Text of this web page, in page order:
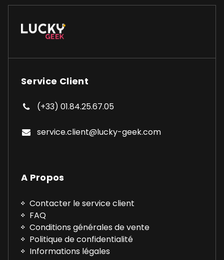
Service Client
(+33) 01.84.25.67.05
service.client@lucky-geek.com
A Propos
Contacter le service client
FAQ
Conditions générales de vente
Politique de confidentialité
Informations légales